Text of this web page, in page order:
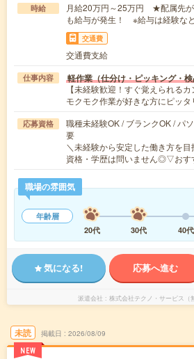
時給
月給20万円～25万円 ★配属先が
も給与が発生！ ※給与は経験な
交通費
交通費支給
仕事内容 軽作業（仕分け・ピッキング・
【未経験歓迎！すぐ覚えられる
モクモク作業が好きな方にピッ
応募資格
職種未経験OK / ブランクOK / パ
要
＼未経験から安定した働き方を目
資格・学歴は問いません◎▽お
職場の雰囲気
年齢層
20代
30代 40代
気になる! 応募へ進む
派遣会社 株式会社テクノ・サービス（
未読
NEW
掲載日 2026/08/09